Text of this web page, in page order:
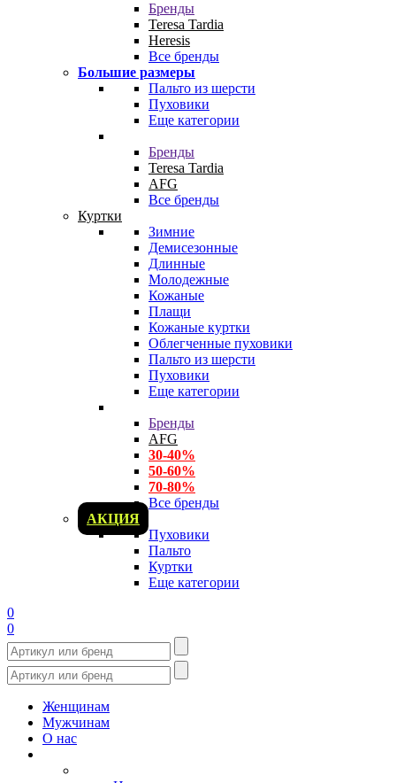
Бренды
Teresa Tardia
Heresis
Все бренды
Большие размеры
Пальто из шерсти
Пуховики
Еще категории
Бренды
Teresa Tardia
AFG
Все бренды
Куртки
Зимние
Демисезонные
Длинные
Молодежные
Кожаные
Плащи
Кожаные куртки
Облегченные пуховики
Пальто из шерсти
Пуховики
Еще категории
Бренды
AFG
30-40%
50-60%
70-80%
Все бренды
АКЦИЯ
Пуховики
Пальто
Куртки
Еще категории
0
0
Женщинам
Мужчинам
О нас